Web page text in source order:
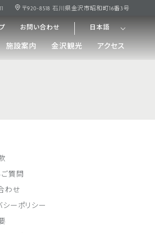
〒920-8518 石川県金沢市昭和町16番3号
お問い合わせ 日本語
施設案内 金沢観光 アクセス
ご質問
わせ
シーポリシー